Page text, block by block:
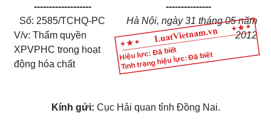
Hiệu lực: Đã biết
Tình trạng hiệu lực: Đã biết
-------------------
Số: 2585/TCHQ-PC
V/v: Thẩm quyền
XPVPHC trong hoạt
động hóa chất
---------------
Hà Nội, ngày 31 tháng 05 năm
2012
Kính gửi: Cục Hải quan tỉnh Đồng Nai.